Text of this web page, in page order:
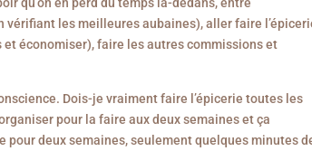
les meilleures aubaines), aller faire
économiser), faire les autres commissions et
Dois-je vraiment faire l’épicerie toutes les
pour la faire aux deux semaines et ça
pour deux semaines, seulement quelques minutes